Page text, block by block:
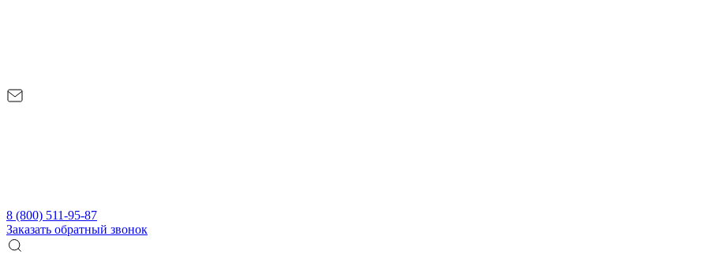
8 (800) 511-95-87
Заказать обратный звонок